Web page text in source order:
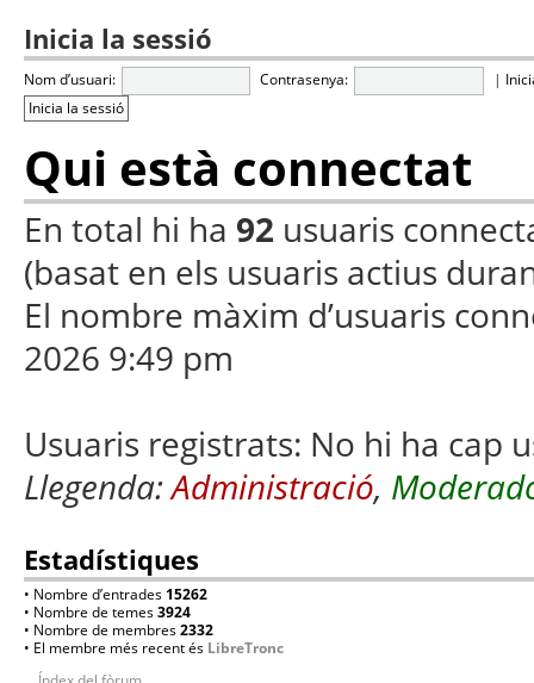
Inicia la sessió
Nom d’usuari: Contrasenya: |
Qui està connectat
En total hi ha 92 usuaris
(basat en els usuaris actius
El nombre màxim d’usuaris
2026 9:49 pm
Usuaris registrats: No hi ha cap
Llegenda:Administració,
Estadístiques
• Nombre d’entrades 15262
• Nombre de temes3924
• Nombre de membres2332
• El membre més recent és LibreTronc